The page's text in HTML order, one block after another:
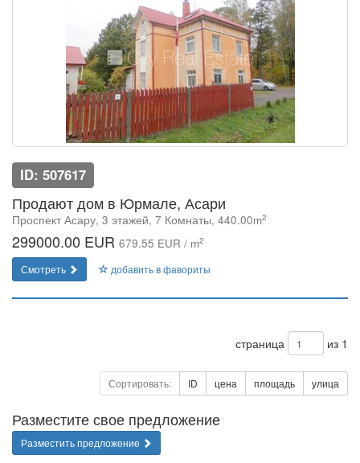
ID: 507617
Продают дом в Юрмале, Асари
Проспект Асару, 3 этажей, 7 Комнаты, 440.00m2
299000.00 EUR 679.55 EUR / m2
Смотреть добавить в фавориты
страница из 1
Сортировать: ID цена площадь улица
Разместите свое предложение
Разместить предложение